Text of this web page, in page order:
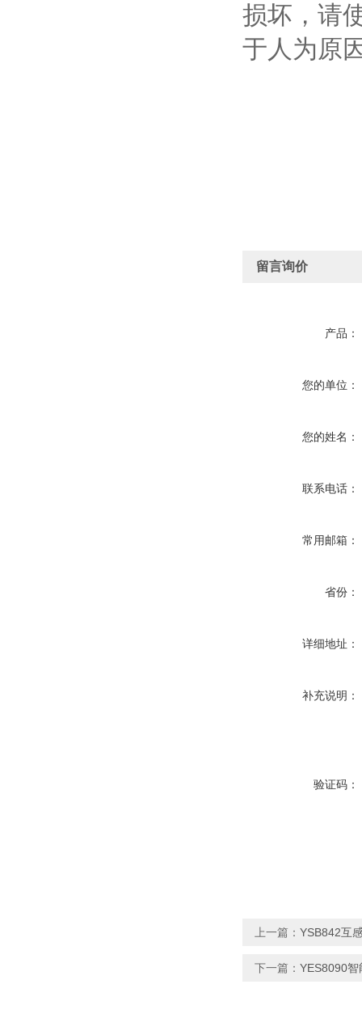
损坏，请
于人为原
留言询价
产品：
您的单位：
您的姓名：
联系电话：
常用邮箱：
省份：
详细地址：
补充说明：
验证码：
上一篇： YSB842互
下一篇： YES8090